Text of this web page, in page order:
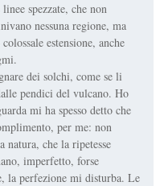
spezzate, che non
nessuna regione, ma
estensione, anche
dei solchi, come se li
pendici del vulcano. Ho
mi ha spesso detto che
per me: non
natura, che la ripetesse
imperfetto, forse
la perfezione mi disturba. Le